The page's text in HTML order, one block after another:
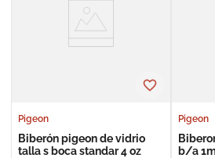
Pigeon
Biberón pigeon de vidrio
talla s boca standar 4 oz
Pigeon
b/a